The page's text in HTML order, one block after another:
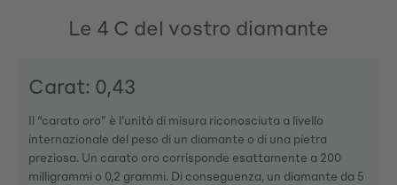
Le 4 C del vostro diamante
Carat: 0,43
Il “carato oro” è l’unità di misura riconosciuta a livello
internazionale del peso di un diamante o di una pietra
preziosa. Un carato oro corrisponde esattamente a 200
milligrammi o 0,2 grammi. Di conseguenza, un diamante da 5